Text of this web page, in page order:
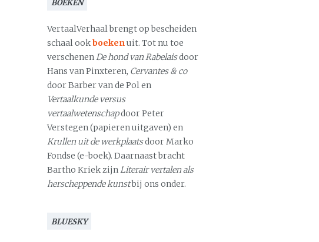
BOEKEN
VertaalVerhaal brengt op bescheiden
schaal ookboekenuit. Tot nu toe
verschenenDe hond van Rabelaisdoor
Hans van Pinxteren, Cervantes & co
door Barber van de Pol en
Vertaalkunde versus
vertaalwetenschapdoor Peter
Verstegen (papieren uitgaven) en
Krullen uit de werkplaatsdoor Marko
Fondse (e-boek). Daarnaast bracht
Bartho Kriek zijnLiterair vertalen als
herscheppende kunstbij ons onder.
BLUESKY